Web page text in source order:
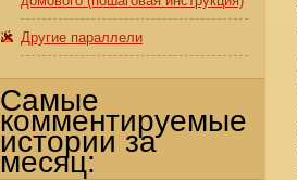
Другие параллели
Самые
комментируемые
истории за
месяц: